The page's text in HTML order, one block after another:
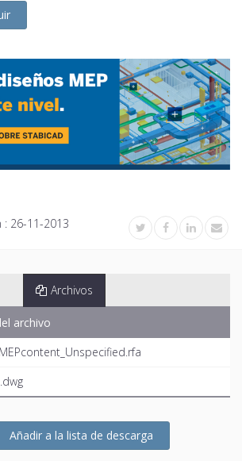
: 26-11-2013
Archivos
archivo
Añadir a la lista de descarga